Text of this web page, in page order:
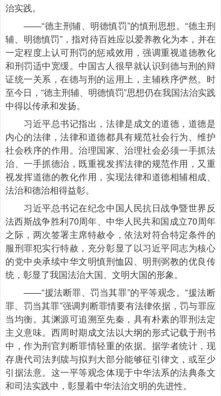
治实践。
——“德主刑辅、明德慎罚”的慎刑思想。“德主刑
辅、明德慎罚”，指对待百姓应以爱养教化为本，并在
一定程度上认可刑罚的惩戒效用，强调重视道德教化
和刑罚适中宽缓。中国古人很早就认识到德与刑的辩
证统一关系，在德与刑的运用上，主辅秩序俨然。时
至今日，“德主刑辅、明德慎罚”思想仍在我国法治实践
中得以传承和发扬。
习近平总书记指出，法律是成文的道德，道德是
内心的法律，法律和道德都具有规范社会行为、维护
社会秩序的作用。治理国家、治理社会必须一手抓法
治、一手抓德治，既重视发挥法律的规范作用，又重
视发挥道德的教化作用，实现法律和道德相辅相成、
法治和德治相得益彰。
习近平总书记在纪念中国人民抗日战争暨世界反
法西斯战争胜利70周年、中华人民共和国成立70周年
之际，两次签署主席特赦令，依法对符合特定条件的
服刑罪犯实行特赦，充分彰显了以习近平同志为核心
的党中央承续中华文明慎刑恤囚、明刑弼教的优良传
统，彰显了我国法治大国、文明大国的形象。
——“援法断罪、罚当其罪”的平等观念。“援法断
罪、罚当其罪”强调判断罪情要有法律依据，罚与罪应
当均衡。其渊源可追溯至先秦，具有朴素的罪刑法定
主义意味。西周时期成文法以大纲的形式记载于刑书
中，作为刑官判断罪情轻重的依据。据学者统计，现
存唐代司法判牍与拟判大部分能够征引律文，或至少
引据法意。这一平等观念体现于中华法系的法典条文
和司法实践中，彰显着中华法治文明的先进性。